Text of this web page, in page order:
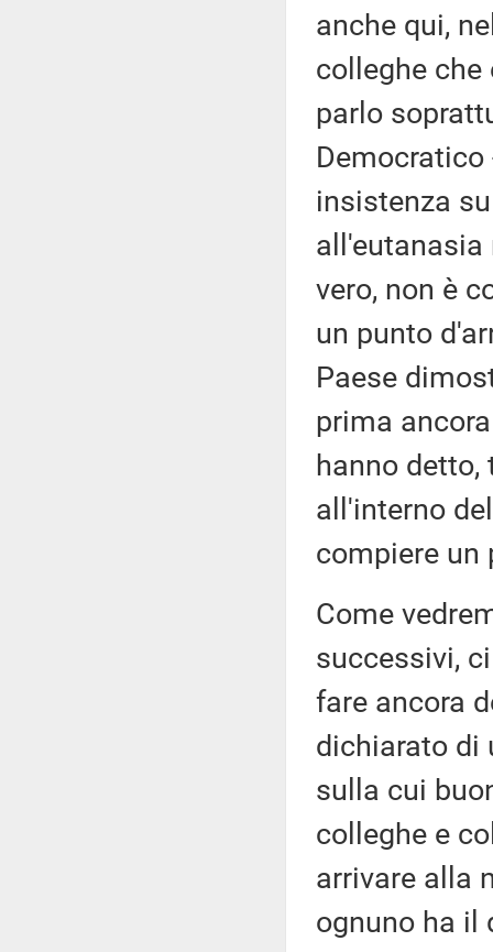
anche qui,
colleghe che
parlo
insistenza
all'eutanasia
vero, non è
un punto
Paese
prima
hanno
all'interno
compiere un
Come
successivi,
fare ancora
dichiarato di
sulla cui
colleghe e
arrivare alla
ognuno ha il